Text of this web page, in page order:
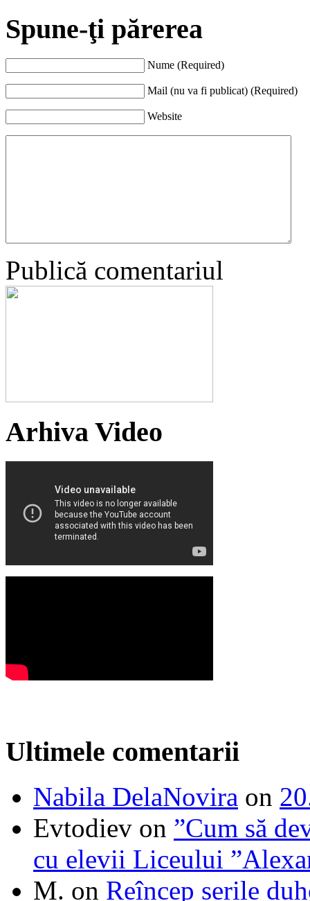
Spune-ţi părerea
Nume (Required)
Mail (nu va fi publicat) (Required)
Website
Publică comentariul
Arhiva Video
Ultimele comentarii
Nabila DelaNovira on
Evtodiev on ”Cum să
cu elevii Liceului
M. on Reîncep serile